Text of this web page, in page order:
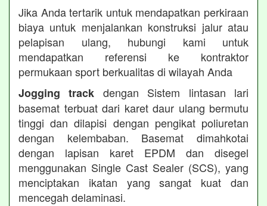
Jika Anda tertarik untuk mendapatkan perkiraan
biaya untuk menjalankan konstruksi jalur atau
pelapisan ulang, hubungi kami untuk
mendapatkan referensi ke kontraktor
permukaan sport berkualitas di wilayah Anda
Jogging track dengan Sistem lintasan lari
basemat terbuat dari karet daur ulang bermutu
tinggi dan dilapisi dengan pengikat poliuretan
dengan kelembaban. Basemat dimahkotai
dengan lapisan karet EPDM dan disegel
menggunakan Single Cast Sealer (SCS), yang
menciptakan ikatan yang sangat kuat dan
mencegah delaminasi.